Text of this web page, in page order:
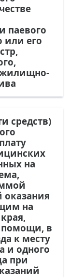
паевого
или его
жилищно-
средств)
на
оказания
на
помощи, в
к месту
и одного
при